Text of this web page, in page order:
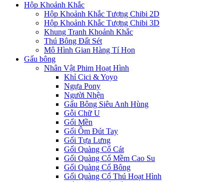
Hộp Khoảnh Khắc
Hộp Khoảnh Khắc Tượng Chibi 2D
Hộp Khoảnh Khắc Tượng Chibi 3D
Khung Tranh Khoảnh Khắc
Thú Bông Đất Sét
Mô Hình Gian Hàng Tí Hon
Gấu bông
Nhân Vật Phim Hoạt Hình
Khỉ Cici & Yoyo
Ngựa Pony
Người Nhện
Gấu Bông Siêu Anh Hùng
Gỗi Chữ U
Gối Mền
Gối Ôm Đút Tay
Gối Tựa Lưng
Gối Quàng Cổ Cát
Gối Quàng Cổ Mềm Cao Su
Gối Quàng Cổ Bông
Gối Quàng Cổ Thú Hoạt Hình